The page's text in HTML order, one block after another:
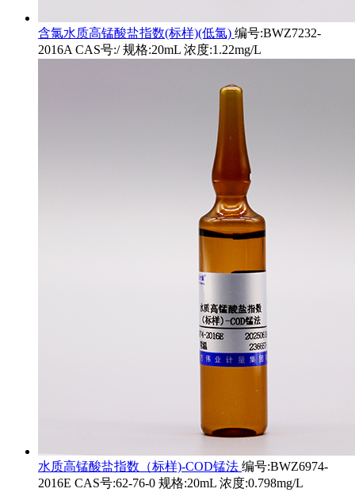
含氯水质高锰酸盐指数(标样)(低氯) 编号:BWZ7232-
2016A CAS号:/ 规格:20mL 浓度:1.22mg/L
水质高锰酸盐指数（标样)-COD锰法 编号:BWZ6974-
2016E CAS号:62-76-0 规格:20mL 浓度:0.798mg/L